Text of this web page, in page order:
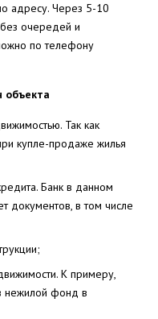
адресу. Через 5-10
очередей и
по телефону
объекта
Так как
купле-продаже жилья
Банк в данном
документов, в том числе
К примеру,
нежилой фонд в